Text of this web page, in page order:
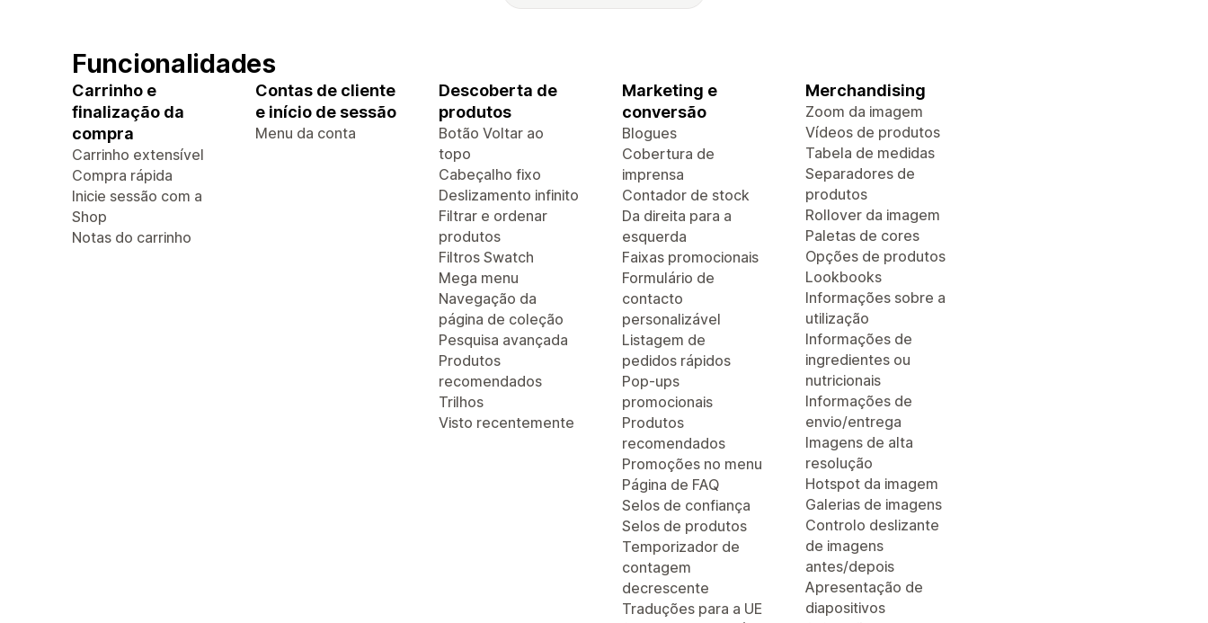
Funcionalidades
Carrinho e
finalização da
compra
Carrinho extensível
Compra rápida
Inicie sessão com a
Shop
Notas do carrinho
Contas de cliente
e início de sessão
Menu da conta
Descoberta de
produtos
Botão Voltar ao
topo
Cabeçalho fixo
Deslizamento infinito
Filtrar e ordenar
produtos
Filtros Swatch
Mega menu
Navegação da
página de coleção
Pesquisa avançada
Produtos
recomendados
Trilhos
Visto recentemente
Marketing e
conversão
Blogues
Cobertura de
imprensa
Contador de stock
Da direita para a
esquerda
Faixas promocionais
Formulário de
contacto
personalizável
Listagem de
pedidos rápidos
Pop-ups
promocionais
Produtos
recomendados
Promoções no menu
Página de FAQ
Selos de confiança
Selos de produtos
Temporizador de
contagem
decrescente
Traduções para a UE
Merchandising
Zoom da imagem
Vídeos de produtos
Tabela de medidas
Separadores de
produtos
Rollover da imagem
Paletas de cores
Opções de produtos
Lookbooks
Informações sobre a
utilização
Informações de
ingredientes ou
nutricionais
Informações de
envio/entrega
Imagens de alta
resolução
Hotspot da imagem
Galerias de imagens
Controlo deslizante
de imagens
antes/depois
Apresentação de
diapositivos